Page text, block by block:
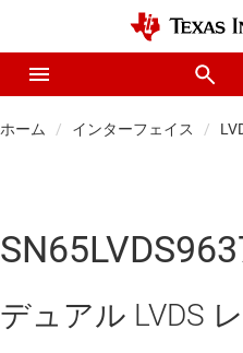
ホーム インターフェイス
デュアル LVDS